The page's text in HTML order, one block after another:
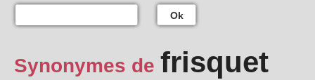
Ok
Synonymes de frisquet